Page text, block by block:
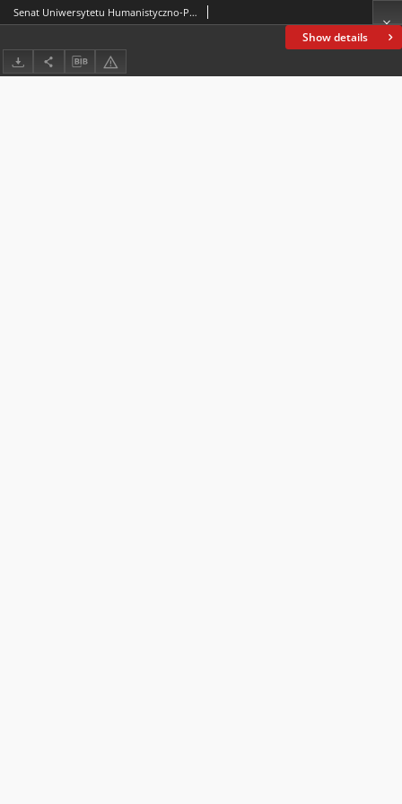
Show details
Senat Uniwersytetu Humanistyczno-Przyrodniczego Jana Kochanowskiego w Kielcach na wniosek Rady Wydziału Humanistycznego, uchwałą z dnia 28 maja 2009 roku, nadał tytuł Doktora Honoris Causa Tadeuszowi Różewiczowi : jednemu z najwybitniejszych pisarzy współczesnych, poecie i dramaturgowi, człowiekowi szczególnie zasłużonemu dla kultury ojczystej